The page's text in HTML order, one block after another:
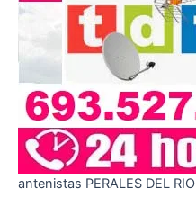
antenistas PERALES DEL RIO